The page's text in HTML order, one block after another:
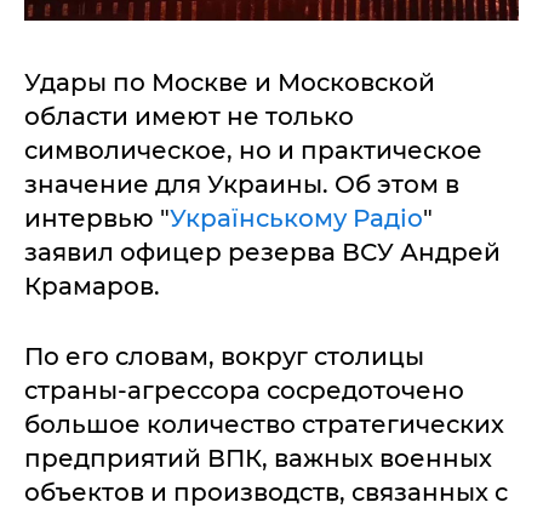
Удары по Москве и Московской
области имеют не только
символическое, но и практическое
значение для Украины. Об этом в
интервью "Українському Радіо"
заявил офицер резерва ВСУ Андрей
Крамаров.
По его словам, вокруг столицы
страны-агрессора сосредоточено
большое количество стратегических
предприятий ВПК, важных военных
объектов и производств, связанных с